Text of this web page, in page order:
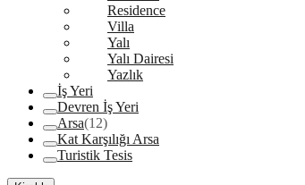
Residence
Villa
Yalı
Yalı Dairesi
Yazlık
İş Yeri
Devren İş Yeri
Arsa(12)
Kat Karşılığı Arsa
Turistik Tesis